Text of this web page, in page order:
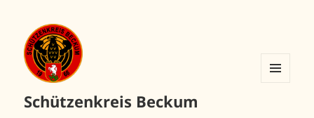
Schützenkreis Beckum